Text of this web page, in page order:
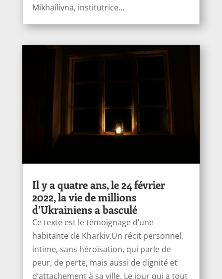
Mikhailivna, institutrice...
Il y a quatre ans, le 24 février
2022, la vie de millions
d’Ukrainiens a basculé
Ce texte est le témoignage d’une
habitante de Kharkiv.Un récit personnel,
intime, sans héroïsation, qui parle de
peur, de perte, mais aussi de dignité et
d’attachement à sa ville. Le jour qui a tout